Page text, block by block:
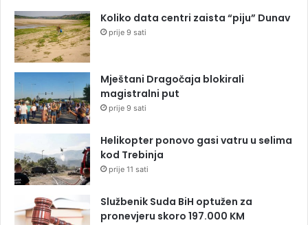
Koliko data centri zaista “piju” Dunav
prije 9 sati
Mještani Dragočaja blokirali
magistralni put
prije 9 sati
Helikopter ponovo gasi vatru u selima
kod Trebinja
prije 11 sati
Službenik Suda BiH optužen za
pronevjeru skoro 197.000 KM